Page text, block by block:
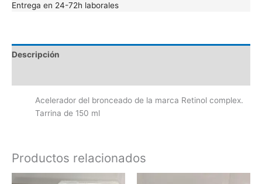
Entrega en 24-72h laborales
Descripción
Acelerador del bronceado de la marca Retinol complex.
Tarrina de 150 ml
Productos relacionados